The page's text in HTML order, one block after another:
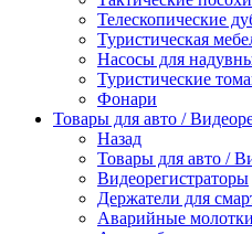
Телескопические
Туристическая
Насосы для
Туристические
Фонари
Товары для авто /
Назад
Товары для авто /
Видеорегистраторы
Держатели для
Аварийные молотки